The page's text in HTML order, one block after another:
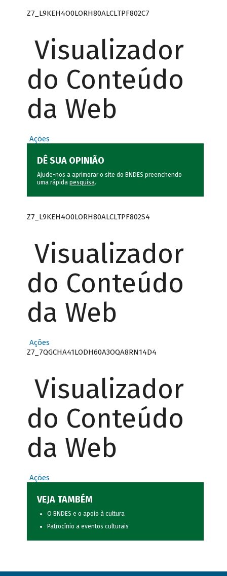
Z7_L9KEH4O0LORH80ALCLTPF802C7
Visualizador
do Conteúdo
da Web
Ações
DÊ SUA OPINIÃO
Ajude-nos a aprimorar o site do BNDES preenchendo
uma rápida pesquisa.
Z7_L9KEH4O0LORH80ALCLTPF802S4
Visualizador
do Conteúdo
da Web
Ações
Z7_7QGCHA41LODH60A3OQA8RN14D4
Visualizador
do Conteúdo
da Web
Ações
VEJA TAMBÉM
O BNDES e o apoio à cultura
Patrocínio a eventos culturais